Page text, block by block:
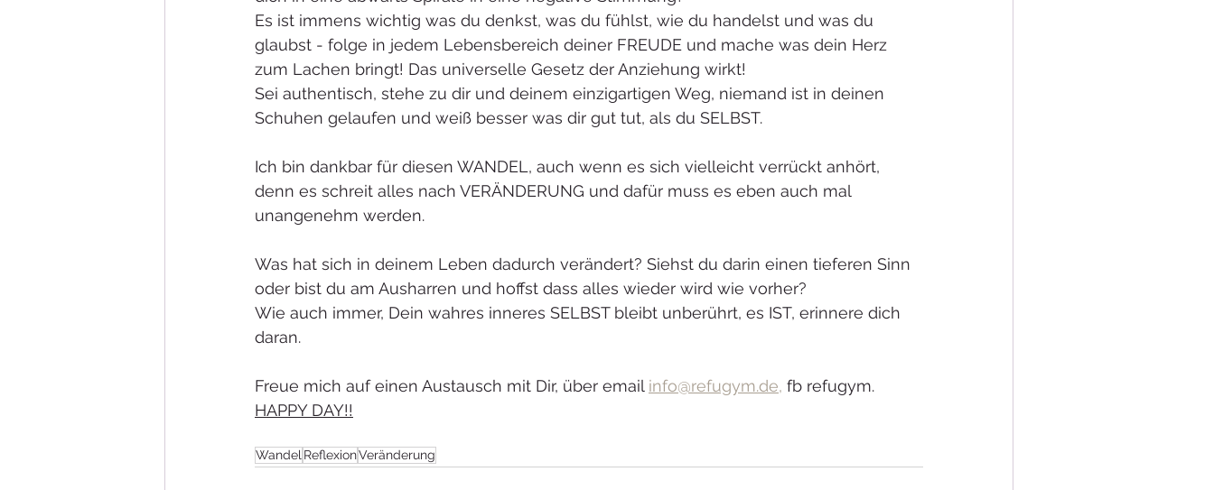
Es ist immens wichtig was du denkst, was du fühlst, wie du handelst und was du
glaubst - folge in jedem Lebensbereich deiner FREUDE und mache was dein Herz
zum Lachen bringt! Das universelle Gesetz der Anziehung wirkt!
Sei authentisch, stehe zu dir und deinem einzigartigen Weg, niemand ist in deinen
Schuhen gelaufen und weiß besser was dir gut tut, als du SELBST.
Ich bin dankbar für diesen WANDEL, auch wenn es sich vielleicht verrückt anhört,
denn es schreit alles nach VERÄNDERUNG und dafür muss es eben auch mal
unangenehm werden.
Was hat sich in deinem Leben dadurch verändert? Siehst du darin einen tieferen Sinn
oder bist du am Ausharren und hoffst dass alles wieder wird wie vorher?
Wie auch immer, Dein wahres inneres SELBST bleibt unberührt, es IST, erinnere dich
daran.
Freue mich auf einen Austausch mit Dir, über email info@refugym.de, fb refugym.
HAPPY DAY!!
WandelReflexionVeränderung